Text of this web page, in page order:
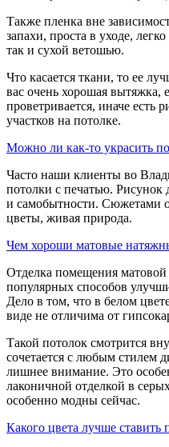
Также пленка вне
запахи, проста в уходе,
так и сухой ветошью.
Что касается ткани, то ее
вас очень хорошая вытяжка,
проветривается, иначе есть
участков на потолке.
Можно ли как-то украсить
Часто наши клиенты во
потолки с печатью. Рисунок
и самобытности. Сюжетами
цветы, живая природа.
Чем хороши матовые
Отделка помещения
популярных способов
Дело в том, что в белом
виде не отличима от
Такой потолок смотрится
сочетается с любым стилем
лишнее внимание. Это
лаконичной отделкой в
особенно модны сейчас.
Какого цвета лучше ставить